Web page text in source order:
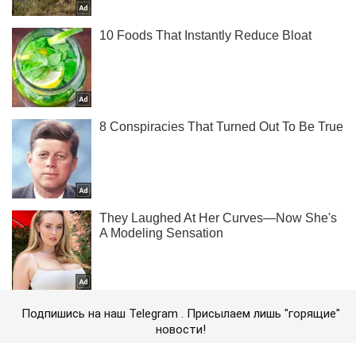
Подпишись на наш Telegram . Присылаем лишь "горящие"
новости!